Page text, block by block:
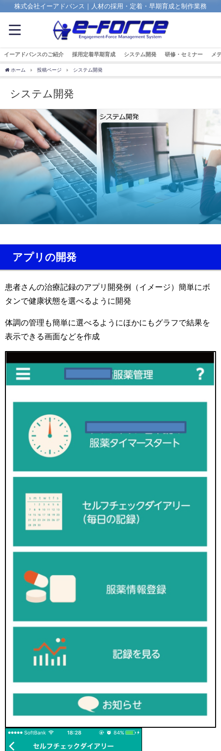
株式会社イーアドバンス｜人材の採用・定着・早期育成と制作業務
イーアドバンスのご紹介 採用定着早期育成 システム開発 研修・セミナー メ
ホーム 投稿ページ システム開発
システム開発
アプリの開発
患者さんの治療記録のアプリ開発例（イメージ）簡単にボ
タンで健康状態を選べるように開発
体調の管理も簡単に選べるようにほかにもグラフで結果を
表示できる画面などを作成